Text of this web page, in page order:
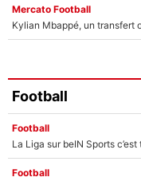
Mercato Football
Kylian Mbappé, un transfert
Football
Football
Football